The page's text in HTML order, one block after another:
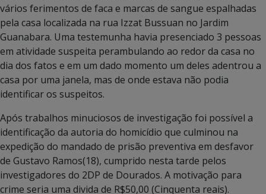
vários ferimentos de faca e marcas de sangue espalhadas
pela casa localizada na rua Izzat Bussuan no Jardim
Guanabara. Uma testemunha havia presenciado 3 pessoas
em atividade suspeita perambulando ao redor da casa no
dia dos fatos e em um dado momento um deles adentrou a
casa por uma janela, mas de onde estava não podia
identificar os suspeitos.
Após trabalhos minuciosos de investigação foi possível a
identificação da autoria do homicídio que culminou na
expedição do mandado de prisão preventiva em desfavor
de Gustavo Ramos(18), cumprido nesta tarde pelos
investigadores do 2DP de Dourados. A motivação para
crime seria uma divida de R$50,00 (Cinquenta reais).